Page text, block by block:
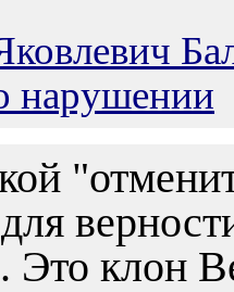
нарушении
Это клон